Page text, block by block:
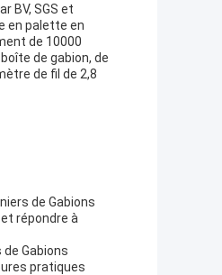
BV, SGS et
en palette en
de 10000
de gabion, de
de fil de 2,8
de Gabions
répondre à
Gabions
pratiques